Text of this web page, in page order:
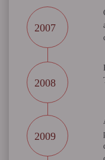
2007
2008
2009